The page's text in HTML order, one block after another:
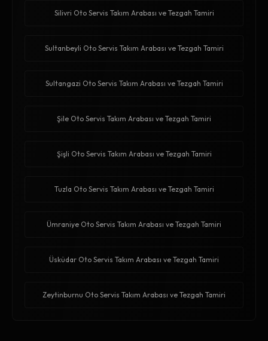
Silivri Oto Servis Takım Arabası ve Tezgah Tamiri
Sultanbeyli Oto Servis Takım Arabası ve Tezgah Tamiri
Sultangazi Oto Servis Takım Arabası ve Tezgah Tamiri
Şile Oto Servis Takım Arabası ve Tezgah Tamiri
Şişli Oto Servis Takım Arabası ve Tezgah Tamiri
Tuzla Oto Servis Takım Arabası ve Tezgah Tamiri
Ümraniye Oto Servis Takım Arabası ve Tezgah Tamiri
Üsküdar Oto Servis Takım Arabası ve Tezgah Tamiri
Zeytinburnu Oto Servis Takım Arabası ve Tezgah Tamiri